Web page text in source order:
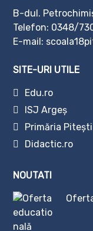
B-dul.
Telefon: 0348/
E-mail:
SITE-URI UTILE
Edu.ro
ISJ Argeș
Primăria Pitești
Didactic.ro
NOUTATI